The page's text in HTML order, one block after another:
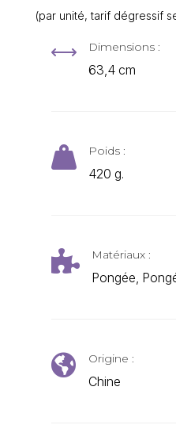
(par unité, tarif dégressif
, Dimensions :
63,4 cm
 Poids :
420 g.
 Matériaux :
Pongée,
 Origine :
Chine